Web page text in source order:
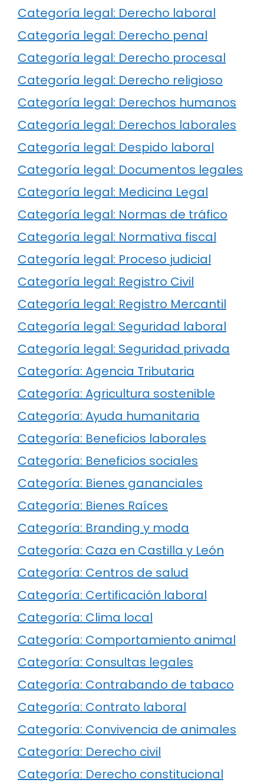
Categoría legal: Derecho laboral
Categoría legal: Derecho penal
Categoría legal: Derecho procesal
Categoría legal: Derecho religioso
Categoría legal: Derechos humanos
Categoría legal: Derechos laborales
Categoría legal: Despido laboral
Categoría legal: Documentos legales
Categoría legal: Medicina Legal
Categoría legal: Normas de tráfico
Categoría legal: Normativa fiscal
Categoría legal: Proceso judicial
Categoría legal: Registro Civil
Categoría legal: Registro Mercantil
Categoría legal: Seguridad laboral
Categoría legal: Seguridad privada
Categoría: Agencia Tributaria
Categoría: Agricultura sostenible
Categoría: Ayuda humanitaria
Categoría: Beneficios laborales
Categoría: Beneficios sociales
Categoría: Bienes gananciales
Categoría: Bienes Raíces
Categoría: Branding y moda
Categoría: Caza en Castilla y León
Categoría: Centros de salud
Categoría: Certificación laboral
Categoría: Clima local
Categoría: Comportamiento animal
Categoría: Consultas legales
Categoría: Contrabando de tabaco
Categoría: Contrato laboral
Categoría: Convivencia de animales
Categoría: Derecho civil
Categoría: Derecho constitucional